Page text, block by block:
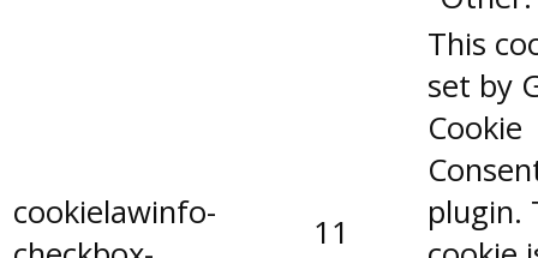
cookielawinfo-
11
This
set by
Cookie
plugin.